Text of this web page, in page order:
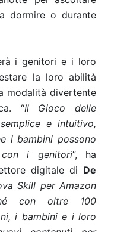
dormire o durante
i genitori e i loro
la loro abilità
modalità divertente
“Il Gioco delle
e intuitivo,
i bambini possono
i genitori”, ha
digitale di De
Skill per Amazon
con oltre 100
i bambini e i loro